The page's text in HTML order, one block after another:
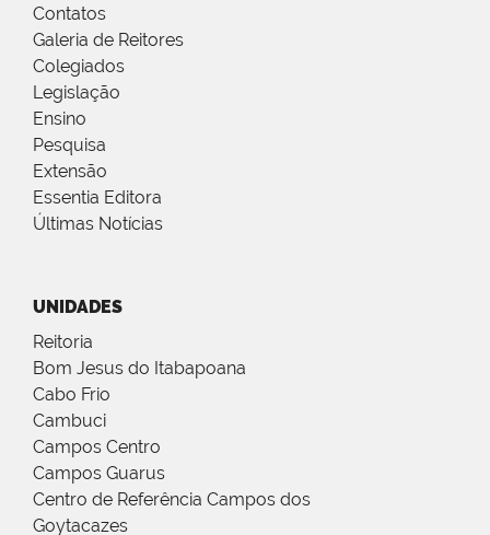
Contatos
Galeria de Reitores
Colegiados
Legislação
Ensino
Pesquisa
Extensão
Essentia Editora
Últimas Notícias
UNIDADES
Reitoria
Bom Jesus do Itabapoana
Cabo Frio
Cambuci
Campos Centro
Campos Guarus
Centro de Referência Campos dos
Goytacazes